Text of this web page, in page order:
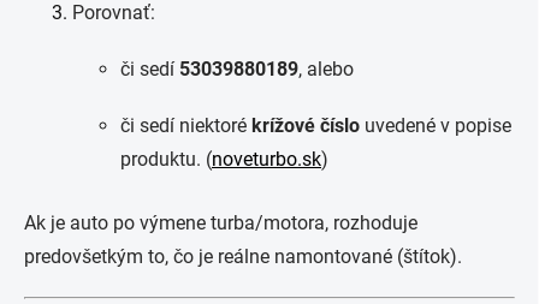
Porovnať:
či sedí 53039880189, alebo
či sedí niektoré krížové číslo uvedené v popise
produktu. (noveturbo.sk)
Ak je auto po výmene turba/motora, rozhoduje
predovšetkým to, čo je reálne namontované (štítok).